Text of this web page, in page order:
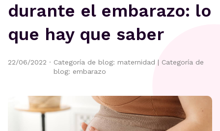
durante el embarazo: lo
que hay que saber
22/06/2022 · Categoría de blog: maternidad | Categoría de
blog: embarazo